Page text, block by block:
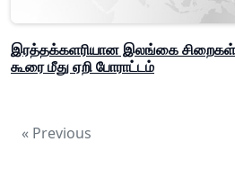
இரத்தக்களரியான இலங்கை
கூரை மீது ஏறி போராட்டம்
« Previous